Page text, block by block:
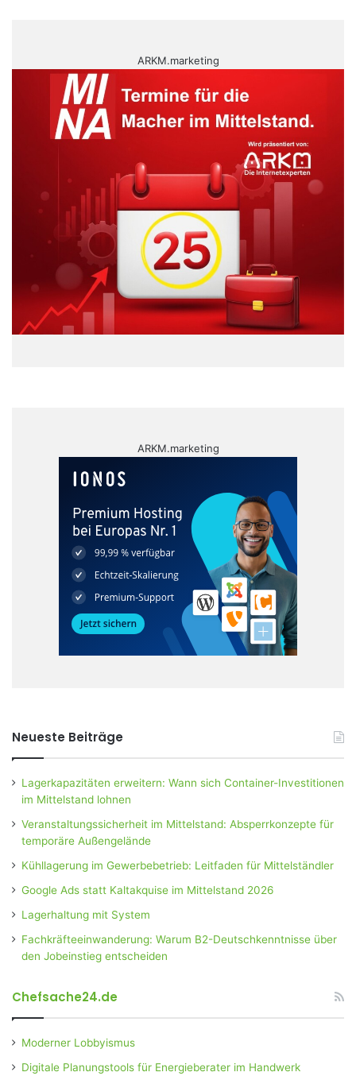
ARKM.marketing
ARKM.marketing
Neueste Beiträge
Lagerkapazitäten erweitern: Wann sich Container-Investitionen
im Mittelstand lohnen
Veranstaltungssicherheit im Mittelstand: Absperrkonzepte für
temporäre Außengelände
Kühllagerung im Gewerbebetrieb: Leitfaden für Mittelständler
Google Ads statt Kaltakquise im Mittelstand 2026
Lagerhaltung mit System
Fachkräfteeinwanderung: Warum B2-Deutschkenntnisse über
den Jobeinstieg entscheiden
Chefsache24.de
Moderner Lobbyismus
Digitale Planungstools für Energieberater im Handwerk